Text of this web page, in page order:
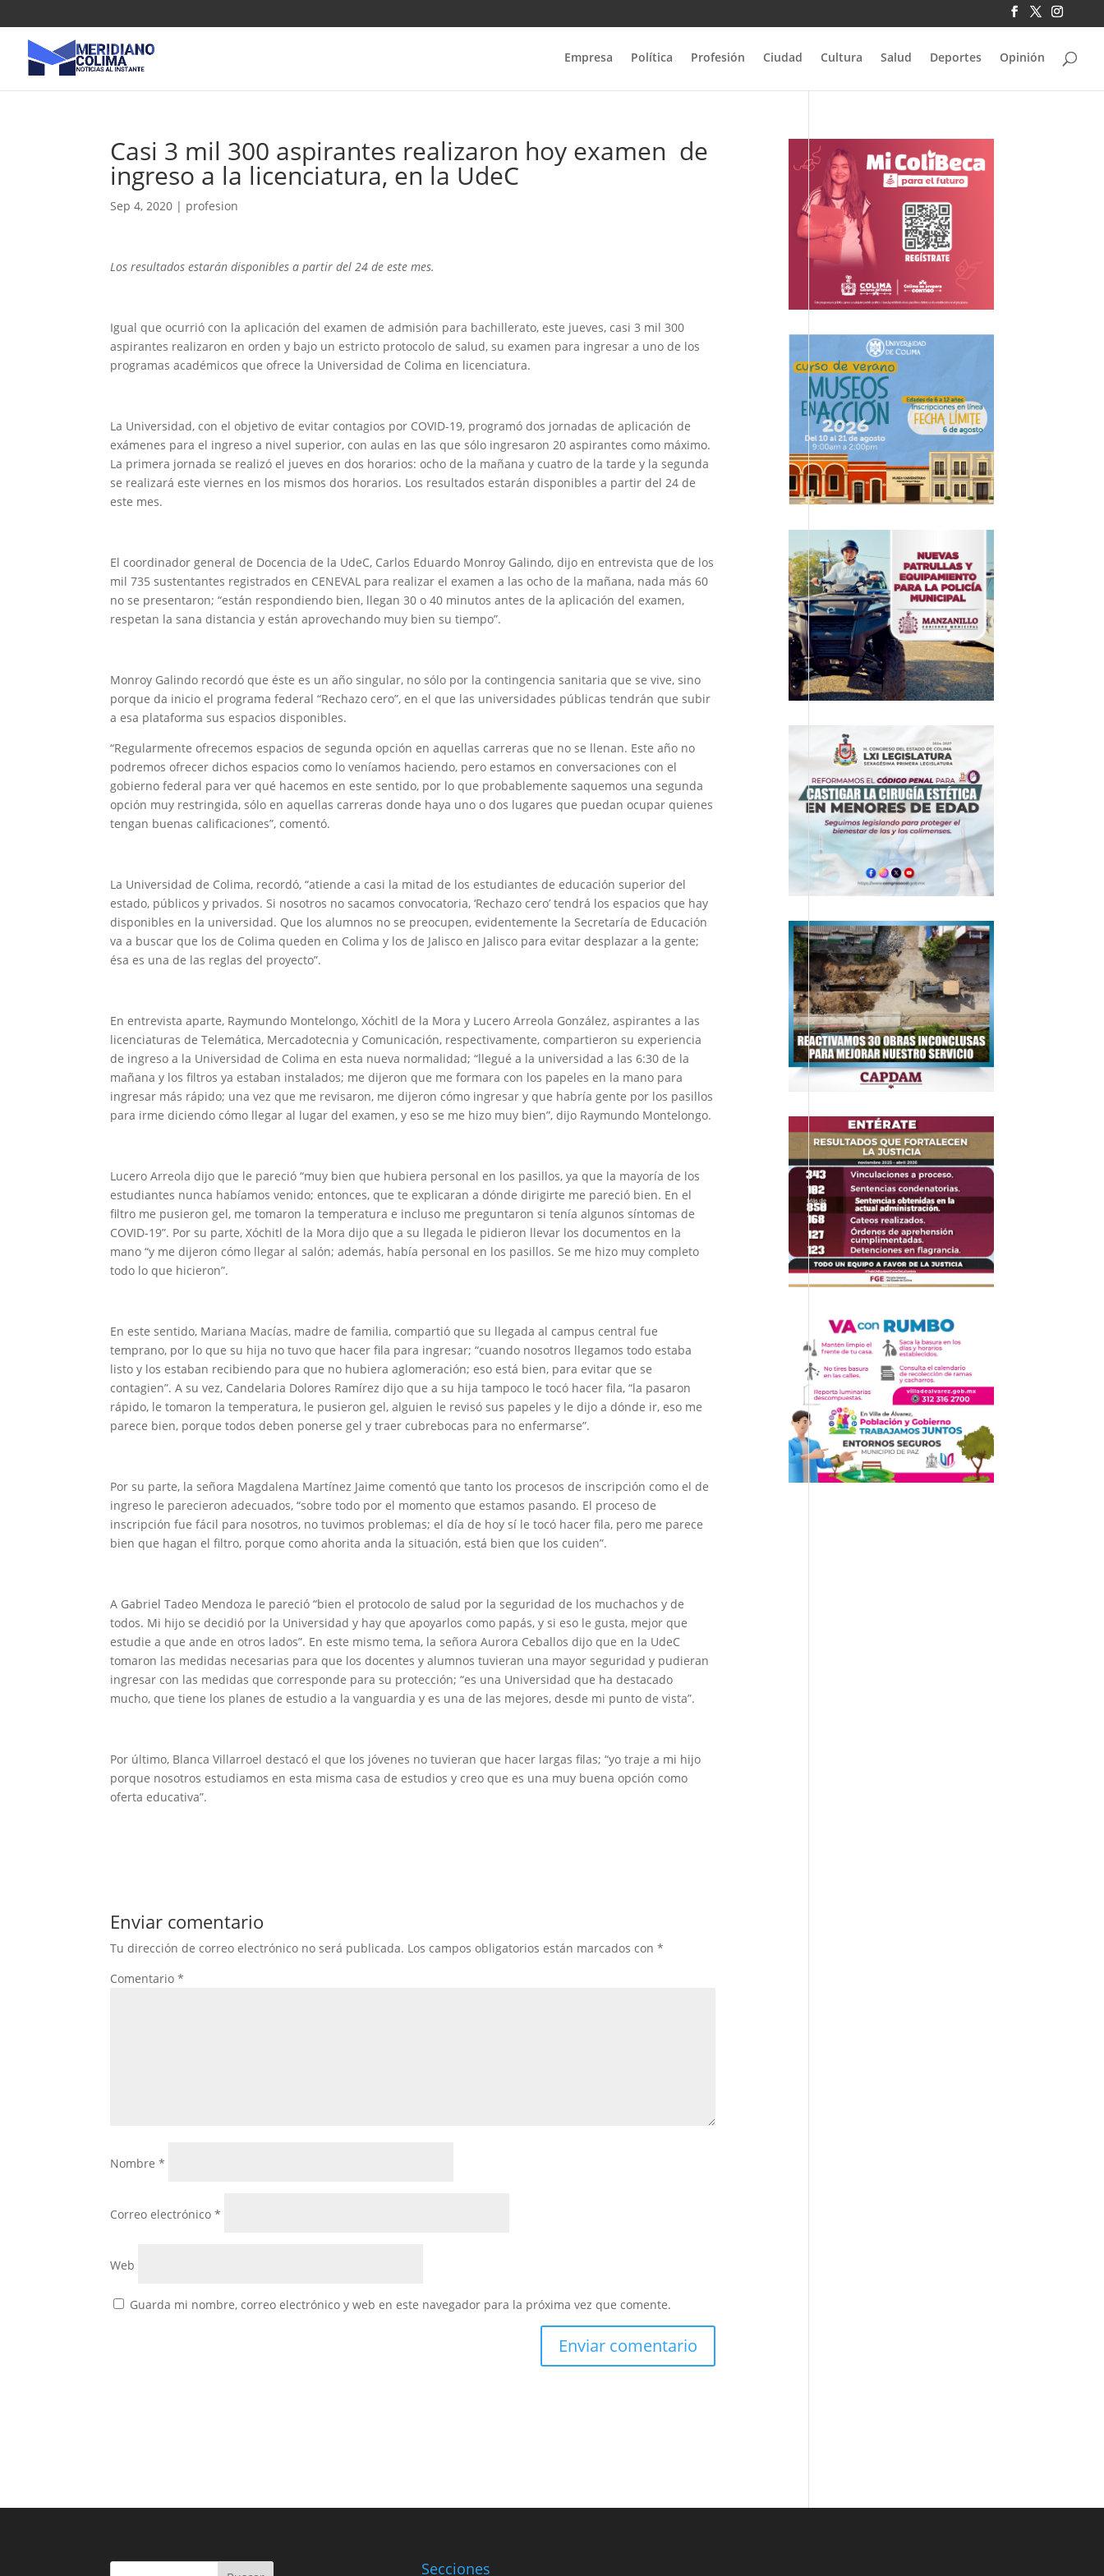
Empresa Política Profesión Ciudad Cultura Salud Deportes Opinión
Casi 3 mil 300 aspirantes realizaron hoy examen de
ingreso a la licenciatura, en la UdeC
Sep 4, 2020 | profesion
Los resultados estarán disponibles a partir del 24 de este mes.
Igual que ocurrió con la aplicación del examen de admisión para bachillerato, este jueves, casi 3 mil 300
aspirantes realizaron en orden y bajo un estricto protocolo de salud, su examen para ingresar a uno de los
programas académicos que ofrece la Universidad de Colima en licenciatura.
La Universidad, con el objetivo de evitar contagios por COVID-19, programó dos jornadas de aplicación de
exámenes para el ingreso a nivel superior, con aulas en las que sólo ingresaron 20 aspirantes como máximo.
La primera jornada se realizó el jueves en dos horarios: ocho de la mañana y cuatro de la tarde y la segunda
se realizará este viernes en los mismos dos horarios. Los resultados estarán disponibles a partir del 24 de
este mes.
El coordinador general de Docencia de la UdeC, Carlos Eduardo Monroy Galindo, dijo en entrevista que de los
mil 735 sustentantes registrados en CENEVAL para realizar el examen a las ocho de la mañana, nada más 60
no se presentaron; “están respondiendo bien, llegan 30 o 40 minutos antes de la aplicación del examen,
respetan la sana distancia y están aprovechando muy bien su tiempo”.
Monroy Galindo recordó que éste es un año singular, no sólo por la contingencia sanitaria que se vive, sino
porque da inicio el programa federal “Rechazo cero”, en el que las universidades públicas tendrán que subir
a esa plataforma sus espacios disponibles.
“Regularmente ofrecemos espacios de segunda opción en aquellas carreras que no se llenan. Este año no
podremos ofrecer dichos espacios como lo veníamos haciendo, pero estamos en conversaciones con el
gobierno federal para ver qué hacemos en este sentido, por lo que probablemente saquemos una segunda
opción muy restringida, sólo en aquellas carreras donde haya uno o dos lugares que puedan ocupar quienes
tengan buenas calificaciones”, comentó.
La Universidad de Colima, recordó, “atiende a casi la mitad de los estudiantes de educación superior del
estado, públicos y privados. Si nosotros no sacamos convocatoria, ‘Rechazo cero’ tendrá los espacios que hay
disponibles en la universidad. Que los alumnos no se preocupen, evidentemente la Secretaría de Educación
va a buscar que los de Colima queden en Colima y los de Jalisco en Jalisco para evitar desplazar a la gente;
ésa es una de las reglas del proyecto”.
En entrevista aparte, Raymundo Montelongo, Xóchitl de la Mora y Lucero Arreola González, aspirantes a las
licenciaturas de Telemática, Mercadotecnia y Comunicación, respectivamente, compartieron su experiencia
de ingreso a la Universidad de Colima en esta nueva normalidad; “llegué a la universidad a las 6:30 de la
mañana y los filtros ya estaban instalados; me dijeron que me formara con los papeles en la mano para
ingresar más rápido; una vez que me revisaron, me dijeron cómo ingresar y que habría gente por los pasillos
para irme diciendo cómo llegar al lugar del examen, y eso se me hizo muy bien”, dijo Raymundo Montelongo.
Lucero Arreola dijo que le pareció “muy bien que hubiera personal en los pasillos, ya que la mayoría de los
estudiantes nunca habíamos venido; entonces, que te explicaran a dónde dirigirte me pareció bien. En el
filtro me pusieron gel, me tomaron la temperatura e incluso me preguntaron si tenía algunos síntomas de
COVID-19”. Por su parte, Xóchitl de la Mora dijo que a su llegada le pidieron llevar los documentos en la
mano “y me dijeron cómo llegar al salón; además, había personal en los pasillos. Se me hizo muy completo
todo lo que hicieron”.
En este sentido, Mariana Macías, madre de familia, compartió que su llegada al campus central fue
temprano, por lo que su hija no tuvo que hacer fila para ingresar; “cuando nosotros llegamos todo estaba
listo y los estaban recibiendo para que no hubiera aglomeración; eso está bien, para evitar que se
contagien”. A su vez, Candelaria Dolores Ramírez dijo que a su hija tampoco le tocó hacer fila, “la pasaron
rápido, le tomaron la temperatura, le pusieron gel, alguien le revisó sus papeles y le dijo a dónde ir, eso me
parece bien, porque todos deben ponerse gel y traer cubrebocas para no enfermarse”.
Por su parte, la señora Magdalena Martínez Jaime comentó que tanto los procesos de inscripción como el de
ingreso le parecieron adecuados, “sobre todo por el momento que estamos pasando. El proceso de
inscripción fue fácil para nosotros, no tuvimos problemas; el día de hoy sí le tocó hacer fila, pero me parece
bien que hagan el filtro, porque como ahorita anda la situación, está bien que los cuiden”.
A Gabriel Tadeo Mendoza le pareció “bien el protocolo de salud por la seguridad de los muchachos y de
todos. Mi hijo se decidió por la Universidad y hay que apoyarlos como papás, y si eso le gusta, mejor que
estudie a que ande en otros lados”. En este mismo tema, la señora Aurora Ceballos dijo que en la UdeC
tomaron las medidas necesarias para que los docentes y alumnos tuvieran una mayor seguridad y pudieran
ingresar con las medidas que corresponde para su protección; “es una Universidad que ha destacado
mucho, que tiene los planes de estudio a la vanguardia y es una de las mejores, desde mi punto de vista”.
Por último, Blanca Villarroel destacó el que los jóvenes no tuvieran que hacer largas filas; “yo traje a mi hijo
porque nosotros estudiamos en esta misma casa de estudios y creo que es una muy buena opción como
oferta educativa”.
Enviar comentario
Tu dirección de correo electrónico no será publicada. Los campos obligatorios están marcados con*
Comentario*
Nombre*
Correo electrónico*
Web
Guarda mi nombre, correo electrónico y web en este navegador para la próxima vez que comente.
Secciones